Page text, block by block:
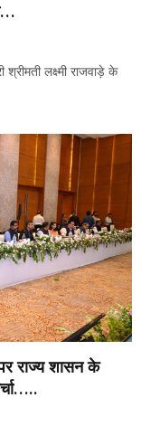
लक्ष्मी राजवाड़े के
राज्य शासन के